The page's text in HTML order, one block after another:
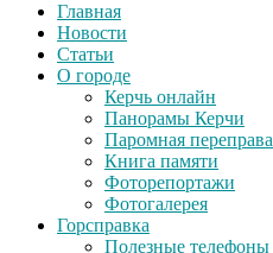
Главная
Новости
Статьи
О городе
Керчь онлайн
Панорамы Керчи
Паромная переправа
Книга памяти
Фоторепортажи
Фотогалерея
Горсправка
Полезные телефоны